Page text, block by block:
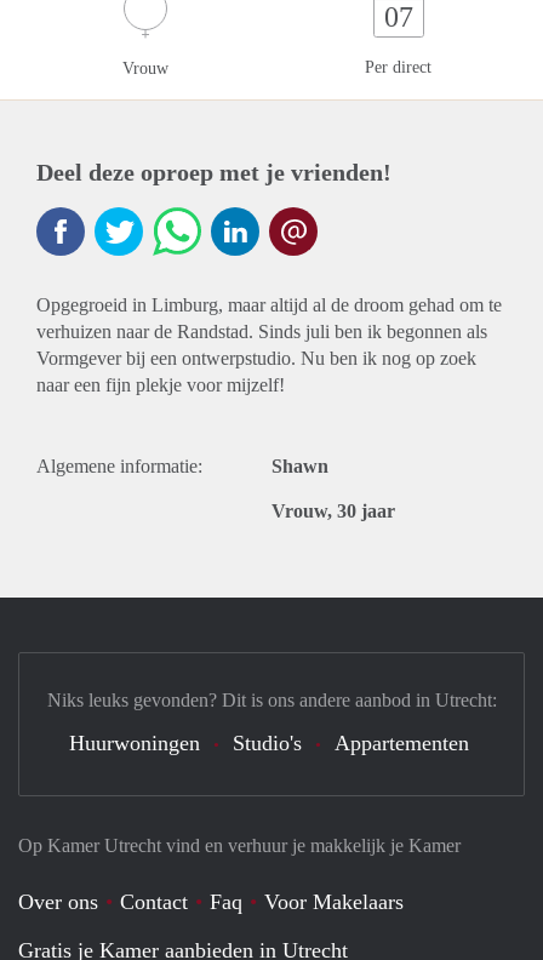
Vrouw
07
Per direct
Deel deze oproep met je vrienden!
Opgegroeid in Limburg, maar altijd al de droom gehad om te
verhuizen naar de Randstad. Sinds juli ben ik begonnen als
Vormgever bij een ontwerpstudio. Nu ben ik nog op zoek
naar een fijn plekje voor mijzelf!
Algemene informatie: Shawn
Vrouw, 30 jaar
Op Kamer Utrecht vind en verhuur je makkelijk je Kamer
Over ons Contact Faq
Voor Makelaars
Gratis je Kamer aanbieden in Utrecht
Niks leuks gevonden? Dit is ons andere aanbod in Utrecht:
Huurwoningen Studio's Appartementen